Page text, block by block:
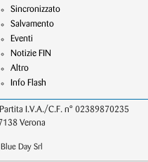
Sincronizzato
Salvamento
Eventi
Notizie FIN
Altro
Info Flash
I.V.A./C.F. n° 02389870235
Verona
Day Srl